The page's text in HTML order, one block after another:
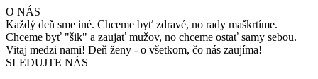
O NÁS
Každý deň sme iné. Chceme byť zdravé, no rady maškrtíme.
Chceme byť "šik" a zaujať mužov, no chceme ostať samy sebou.
Vitaj medzi nami! Deň ženy - o všetkom, čo nás zaujíma!
SLEDUJTE NÁS